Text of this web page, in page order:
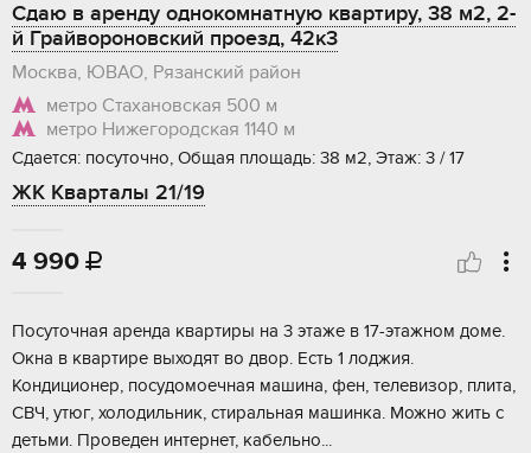
Сдаю в аренду однокомнатную квартиру, 38 м2, 2-
й Грайвороновский проезд, 42к3
Москва, ЮВАО, Рязанский район
метро Стахановская 500 м
метро Нижегородская 1140 м
Сдается: посуточно, Общая площадь: 38 м2, Этаж: 3 / 17
ЖК Кварталы 21/19
4 990 
Посуточная аренда квартиры на 3 этаже в 17-этажном доме.
Окна в квартире выходят во двор. Есть 1 лоджия.
Кондиционер, посудомоечная машина, фен, телевизор, плита,
СВЧ, утюг, холодильник, стиральная машинка. Можно жить с
детьми. Проведен интернет, кабельно...